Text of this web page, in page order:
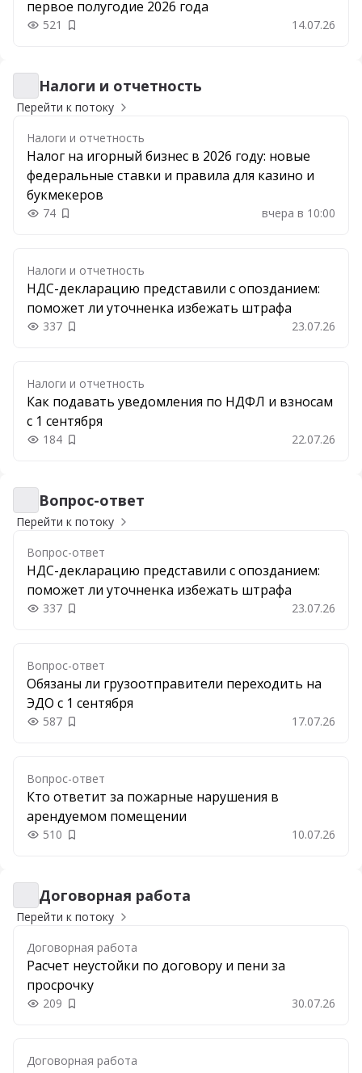
первое полугодие 2026 года
521 Добавить в закладки 14.07.26
Налоги и отчетность
Налоги и отчетность
Перейти к потоку
Налоги и отчетность
Налог на игорный бизнес в 2026 году: новые
федеральные ставки и правила для казино и
букмекеров
74 Добавить в закладки вчера в 10:00
Налоги и отчетность
НДС-декларацию представили с опозданием:
поможет ли уточненка избежать штрафа
337 Добавить в закладки 23.07.26
Налоги и отчетность
Как подавать уведомления по НДФЛ и взносам
с 1 сентября
184 Добавить в закладки 22.07.26
Вопрос-ответ
Вопрос-ответ
Перейти к потоку
Вопрос-ответ
НДС-декларацию представили с опозданием:
поможет ли уточненка избежать штрафа
337 Добавить в закладки 23.07.26
Вопрос-ответ
Обязаны ли грузоотправители переходить на
ЭДО с 1 сентября
587 Добавить в закладки 17.07.26
Вопрос-ответ
Кто ответит за пожарные нарушения в
арендуемом помещении
510 Добавить в закладки 10.07.26
Договорная работа
Договорная работа
Перейти к потоку
Договорная работа
Расчет неустойки по договору и пени за
просрочку
209 Добавить в закладки 30.07.26
Договорная работа